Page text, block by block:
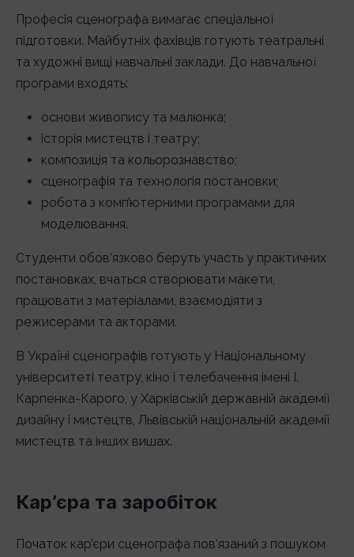
Професія сценографа вимагає спеціальної
підготовки. Майбутніх фахівців готують театральні
та художні вищі навчальні заклади. До навчальної
програми входять:
основи живопису та малюнка;
історія мистецтв і театру;
композиція та кольорознавство;
сценографія та технологія постановки;
робота з комп’ютерними програмами для
моделювання.
Студенти обов’язково беруть участь у практичних
постановках, вчаться створювати макети,
працювати з матеріалами, взаємодіяти з
режисерами та акторами.
В Україні сценографів готують у Національному
університеті театру, кіно і телебачення імені І.
Карпенка-Карого, у Харківській державній академії
дизайну і мистецтв, Львівській національній академії
мистецтв та інших вишах.
Кар’єра та заробіток
Початок кар’єри сценографа пов’язаний з пошуком